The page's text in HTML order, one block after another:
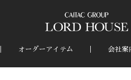
オーダーアイテム 会社案